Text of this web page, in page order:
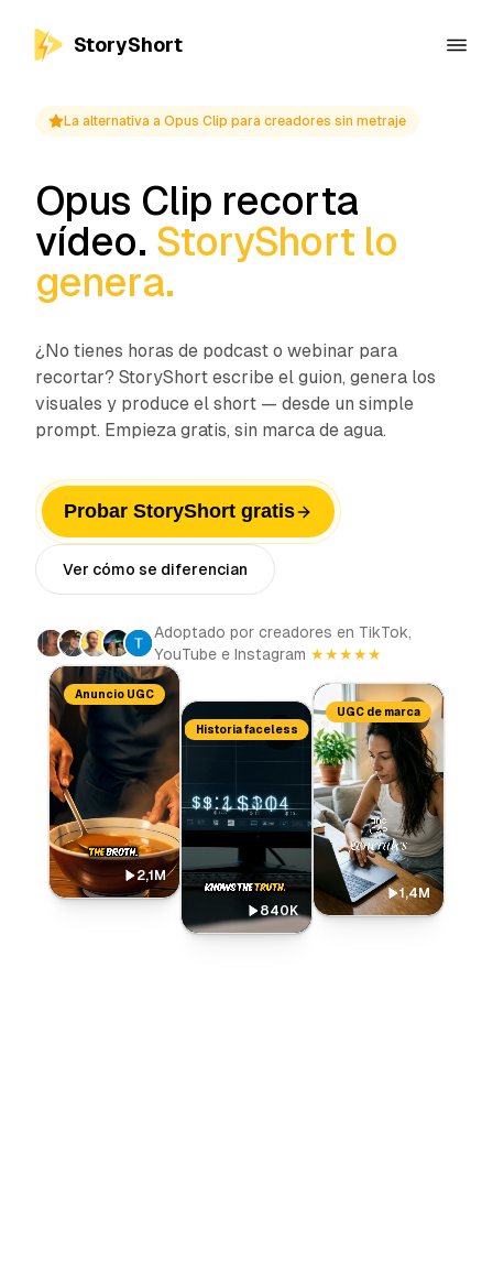
StoryShort
La alternativa a Opus Clip para creadores sin metraje
Opus Clip recorta
vídeo. StoryShort lo
genera.
¿No tienes horas de podcast o webinar para
recortar? StoryShort escribe el guion, genera los
visuales y produce el short — desde un simple
prompt. Empieza gratis, sin marca de agua.
Probar StoryShort gratis
Ver cómo se diferencian
Adoptado por creadores en TikTok,
YouTube e Instagram ★★★★★
Anuncio UGC
2,1M
Historia faceless
840K
UGC de marca
1,4M